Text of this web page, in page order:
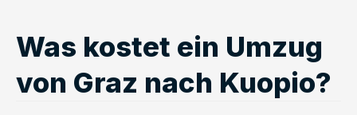
Was kostet ein Umzug
von Graz nach Kuopio?